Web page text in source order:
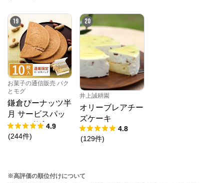
19
お菓子の通信販売 パク
とモグ
鎌倉ぴーナッツ半
月 サービスパッ
ク 10枚入4.9
(244件)
20
井上誠耕園
オリーブレアチー
ズケーキ
4.8
(129件)
※高評価の順位付けについて